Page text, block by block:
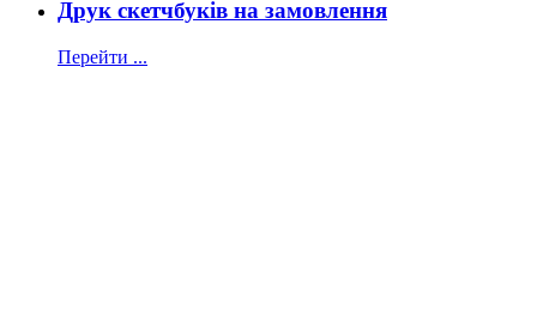
Друк скетчбуків на замовлення
Перейти ...